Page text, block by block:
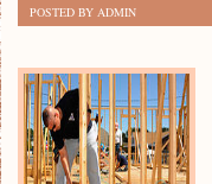
POSTED BY ADMIN